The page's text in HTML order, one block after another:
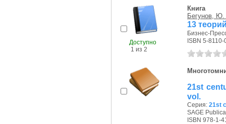
Доступно
1 из 2
Книга
Бегунов,
13
Бизнес-
ISBN 5-
21st
vol.
Серия: 21st
SAGE
ISBN 978-1-